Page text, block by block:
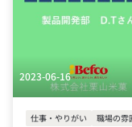
2023-06-16
仕事・やりがい 職場の雰